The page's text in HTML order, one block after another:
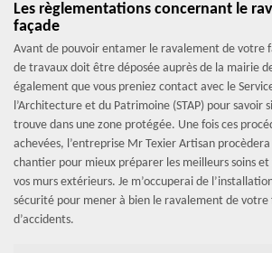
Les règlementations concernant le
façade
Avant de pouvoir entamer le ravalement de votre
de travaux doit être déposée auprès de la mairie
également que vous preniez contact avec le
l’Architecture et du Patrimoine (STAP) pour savoir
trouve dans une zone protégée. Une fois ces
achevées, l’entreprise Mr Texier Artisan procèdera
chantier pour mieux préparer les meilleurs soins
vos murs extérieurs. Je m’occuperai de
sécurité pour mener à bien le ravalement de votre
d’accidents.